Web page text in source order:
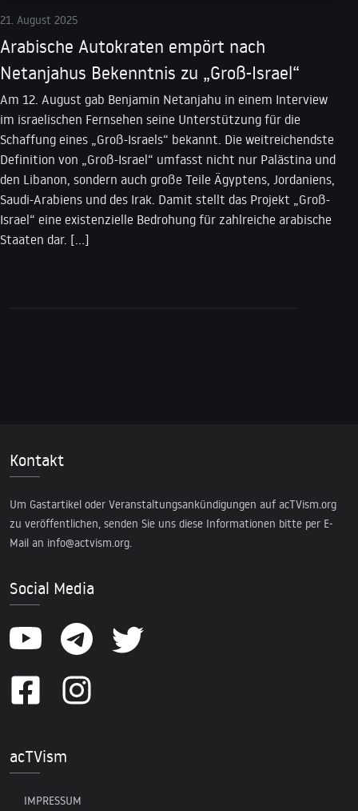
21. August 2025
Arabische Autokraten empört nach
Netanjahus Bekenntnis zu „Groß-Israel“
Am 12. August gab Benjamin Netanjahu in einem Interview
im israelischen Fernsehen seine Unterstützung für die
Schaffung eines „Groß-Israels“ bekannt. Die weitreichendste
Definition von „Groß-Israel“ umfasst nicht nur Palästina und
den Libanon, sondern auch große Teile Ägyptens, Jordaniens,
Saudi-Arabiens und des Irak. Damit stellt das Projekt „Groß-
Israel“ eine existenzielle Bedrohung für zahlreiche arabische
Staaten dar. […]
Kontakt
Um Gastartikel oder Veranstaltungsankündigungen auf acTVism.org
zu veröffentlichen, senden Sie uns diese Informationen bitte per E-
Mail an info@actvism.org.
Social Media
acTVism
IMPRESSUM